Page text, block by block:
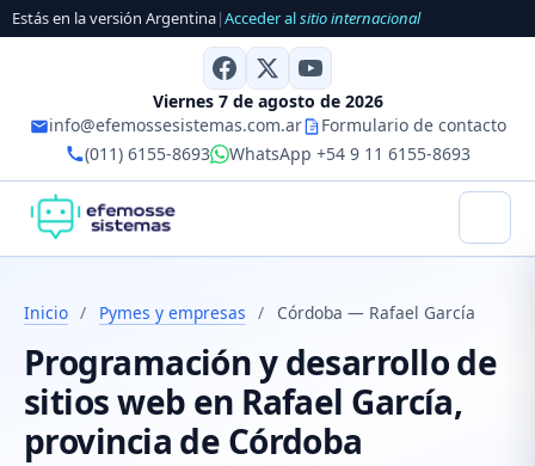
Estás en la versión Argentina|Acceder alsitio internacional
Viernes 7 de agosto de 2026
info@efemossesistemas.com.ar
Formulario de contacto
(011) 6155-8693
WhatsApp +54 9 11 6155-8693
Inicio / Pymes y empresas / Córdoba — Rafael García
Programación y desarrollo de
sitios web en Rafael García,
provincia de Córdoba